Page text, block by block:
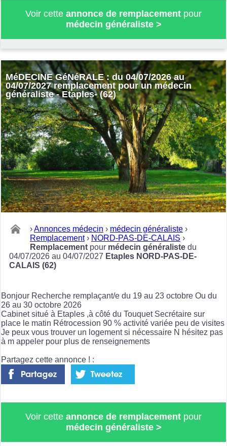
Voir cette annonce de remplacement pour
médecin généraliste>
MéDECINE GéNéRALE : du 04/07/2026 au
04/07/2027 remplacement pour un médecin
généraliste - Etaples- (62)
›Annonces médecin › médecin généraliste ›
Remplacement › NORD-PAS-DE-CALAIS ›
Remplacement pour médecin généraliste du
04/07/2026 au 04/07/2027 Etaples NORD-PAS-DE-
CALAIS (62)
Bonjour Recherche remplaçant/e du 19 au 23 octobre Ou du
26 au 30 octobre 2026
Cabinet situé à Etaples ,à côté du Touquet Secrétaire sur
place le matin Rétrocession 90 % activité variée peu de visites
Je peux vous trouver un logement si nécessaire N hésitez pas
à m appeler pour plus de renseignements
Partagez cette annonce ! :
Voir cette annonce de remplacement pour
médecin généraliste>